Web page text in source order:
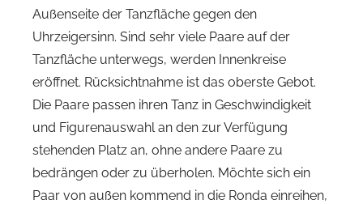
Außenseite der Tanzfläche gegen den
Uhrzeigersinn. Sind sehr viele Paare auf der
Tanzfläche unterwegs, werden Innenkreise
eröffnet. Rücksichtnahme ist das oberste Gebot.
Die Paare passen ihren Tanz in Geschwindigkeit
und Figurenauswahl an den zur Verfügung
stehenden Platz an, ohne andere Paare zu
bedrängen oder zu überholen. Möchte sich ein
Paar von außen kommend in die Ronda einreihen,